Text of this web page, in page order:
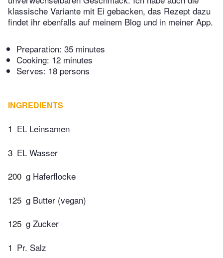
klassische Variante mit Ei gebacken, das Rezept dazu
findet ihr ebenfalls auf meinem Blog und in meiner App.
Preparation: 35 minutes
Cooking: 12 minutes
Serves: 18 persons
INGREDIENTS
1 EL Leinsamen
3 EL Wasser
200 g Haferflocke
125 g Butter (vegan)
125 g Zucker
1 Pr. Salz